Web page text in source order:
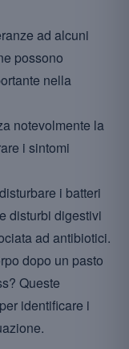
ad alcuni
possono
nella
notevolmente la
i sintomi
i batteri
disturbi digestivi
ad antibiotici.
dopo un pasto
Queste
identificare i